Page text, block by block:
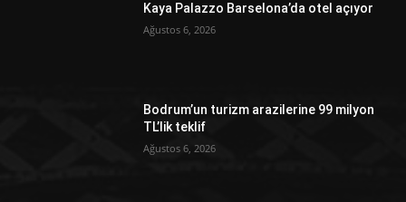
Kaya Palazzo Barselona’da otel açıyor
Ağustos 6, 2026
Bodrum’un turizm arazilerine 99 milyon
TL’lik teklif
Ağustos 6, 2026